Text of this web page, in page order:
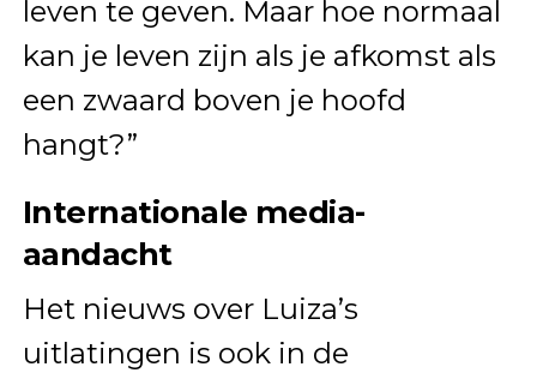
leven te geven. Maar hoe normaal
kan je leven zijn als je afkomst als
een zwaard boven je hoofd
hangt?”
Internationale media-
aandacht
Het nieuws over Luiza’s
uitlatingen is ook in de